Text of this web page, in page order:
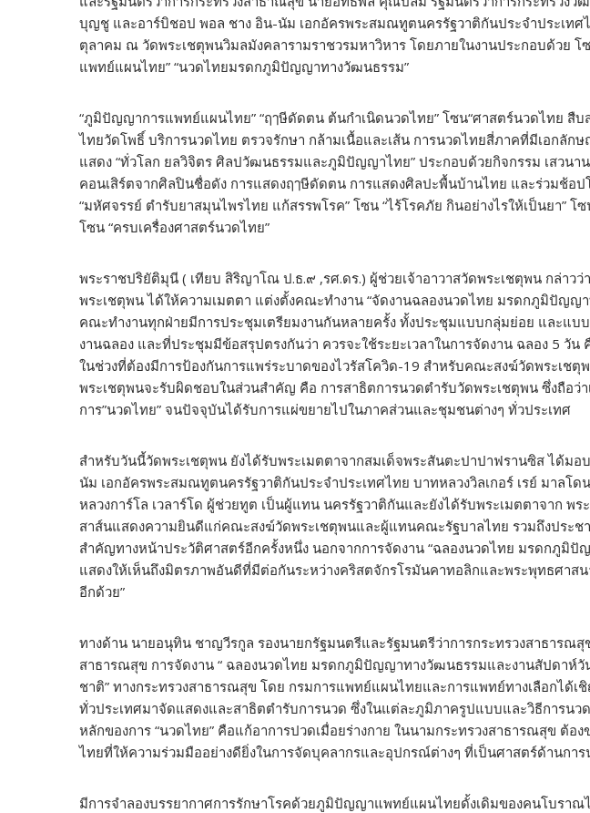
บุญชู และอาร์บิชอป พอล ชาง อิน-นัม เอกอัครพระสมณทูตนครรัฐวาติกันประจำประเทศ
ตุลาคม ณ วัดพระเชตุพนวิมลมังคลารามราชวรมหาวิหาร โดยภายในงานประกอบด้วย โ
แพทย์แผนไทย” “นวดไทยมรดกภูมิปัญญาทางวัฒนธรรม”
“ภูมิปัญญาการแพทย์แผนไทย” “ฤๅษีดัดตน ต้นกำเนิดนวดไทย” โซน“ศาสตร์นวดไทย สืบ
ไทยวัดโพธิ์ บริการนวดไทย ตรวจรักษา กล้ามเนื้อและเส้น การนวดไทยสี่ภาคที่มีเอกลัก
แสดง “ทั่วโลก ยลวิจิตร ศิลปวัฒนธรรมและภูมิปัญญาไทย” ประกอบด้วยกิจกรรม เสวน
คอนเสิร์ตจากศิลปินชื่อดัง การแสดงฤๅษีดัดตน การแสดงศิลปะพื้นบ้านไทย และร่วมช้อ
“มหัศจรรย์ ตำรับยาสมุนไพรไทย แก้สรรพโรค” โซน “ไร้โรคภัย กินอย่างไรให้เป็นยา”
โซน “ครบเครื่องศาสตร์นวดไทย”
พระราชปริยัติมุนี ( เทียบ สิริญาโณ ป.ธ.๙ ,รศ.ดร.) ผู้ช่วยเจ้าอาวาสวัดพระเชตุพน กล่าวว่
พระเชตุพน ได้ให้ความเมตตา แต่งตั้งคณะทำงาน “จัดงานฉลองนวดไทย มรดกภูมิปัญญ
คณะทำงานทุกฝ่ายมีการประชุมเตรียมงานกันหลายครั้ง ทั้งประชุมแบบกลุ่มย่อย และแบ
งานฉลอง และที่ประชุมมีข้อสรุปตรงกันว่า ควรจะใช้ระยะเวลาในการจัดงาน ฉลอง 5 วั
ในช่วงที่ต้องมีการป้องกันการแพร่ระบาดของไวรัสโควิด-19 สำหรับคณะสงฆ์วัดพระเช
พระเชตุพนจะรับผิดชอบในส่วนสำคัญ คือ การสาธิตการนวดตำรับวัดพระเชตุพน ซึ่งถือ
การ”นวดไทย” จนปัจจุบันได้รับการแผ่ขยายไปในภาคส่วนและชุมชนต่างๆ ทั่วประเทศ
สำหรับวันนี้วัดพระเชตุพน ยังได้รับพระเมตตาจากสมเด็จพระสันตะปาปาฟรานซิส ได้ม
นัม เอกอัครพระสมณทูตนครรัฐวาติกันประจำประเทศไทย บาทหลวงวิลเกอร์ เรย์ มาลโด
หลวงการ์โล เวลาร์โด ผู้ช่วยทูต เป็นผู้แทน นครรัฐวาติกันและยังได้รับพระเมตตาจาก พ
สาส์นแสดงความยินดีแก่คณะสงฆ์วัดพระเชตุพนและผู้แทนคณะรัฐบาลไทย รวมถึงประช
สำคัญทางหน้าประวัติศาสตร์อีกครั้งหนึ่ง นอกจากการจัดงาน “ฉลองนวดไทย มรดกภูมิปั
แสดงให้เห็นถึงมิตรภาพอันดีที่มีต่อกันระหว่างคริสตจักรโรมันคาทอลิกและพระพุทธศาส
อีกด้วย”
ทางด้าน นายอนุทิน ชาญวีรกูล รองนายกรัฐมนตรีและรัฐมนตรีว่าการกระทรวงสาธารณสุ
สาธารณสุข การจัดงาน “ ฉลองนวดไทย มรดกภูมิปัญญาทางวัฒนธรรมและงานสัปดา
ชาติ” ทางกระทรวงสาธารณสุข โดย กรมการแพทย์แผนไทยและการแพทย์ทางเลือกได้
ทั่วประเทศมาจัดแสดงและสาธิตตำรับการนวด ซึ่งในแต่ละภูมิภาครูปแบบและวิธีการน
หลักของการ “นวดไทย” คือแก้อาการปวดเมื่อยร่างกาย ในนามกระทรวงสาธารณสุข ต้
ไทยที่ให้ความร่วมมืออย่างดียิ่งในการจัดบุคลากรและอุปกรณ์ต่างๆ ที่เป็นศาสตร์ด้านกา
มีการจำลองบรรยากาศการรักษาโรคด้วยภูมิปัญญาแพทย์แผนไทยดั้งเดิมของคนโบราณ